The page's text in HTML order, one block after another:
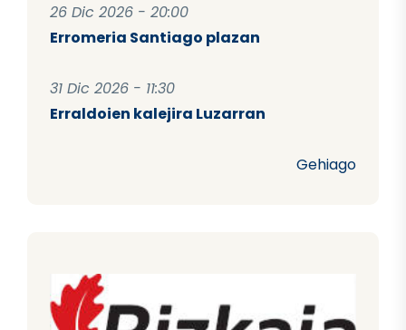
26 Dic 2026 - 20:00
Erromeria Santiago plazan
31 Dic 2026 - 11:30
Erraldoien kalejira Luzarran
Gehiago